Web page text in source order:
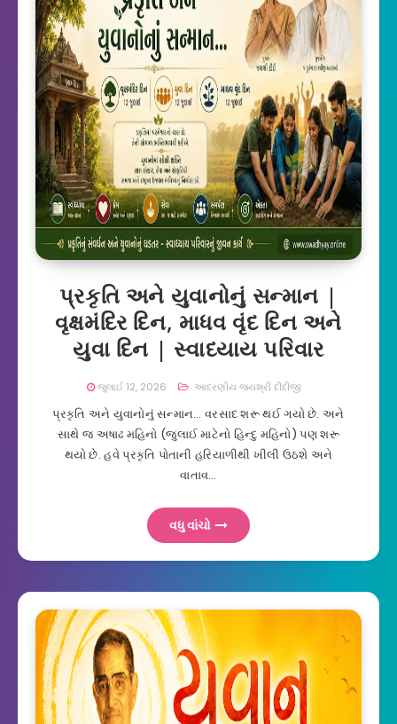
પ્રકૃતિ અને યુવાનોનું સન્માન |
વૃક્ષમંદિર દિન, માધવ વૃંદ દિન અને
યુવા દિન | સ્વાધ્યાય પરિવાર
જુલાઈ 12, 2026 આદરણીય જયશ્રી દીદીજી
પ્રકૃતિ અને યુવાનોનું સન્માન… વરસાદ શરૂ થઈ ગયો છે. અને
સાથે જ અષાઢ મહિનો (જુલાઈ માટેનો હિન્દુ મહિનો) પણ શરૂ
થયો છે. હવે પ્રકૃતિ પોતાની હરિયાળીથી ખીલી ઉઠશે અને
વાતાવ…
વધુ વાંચો